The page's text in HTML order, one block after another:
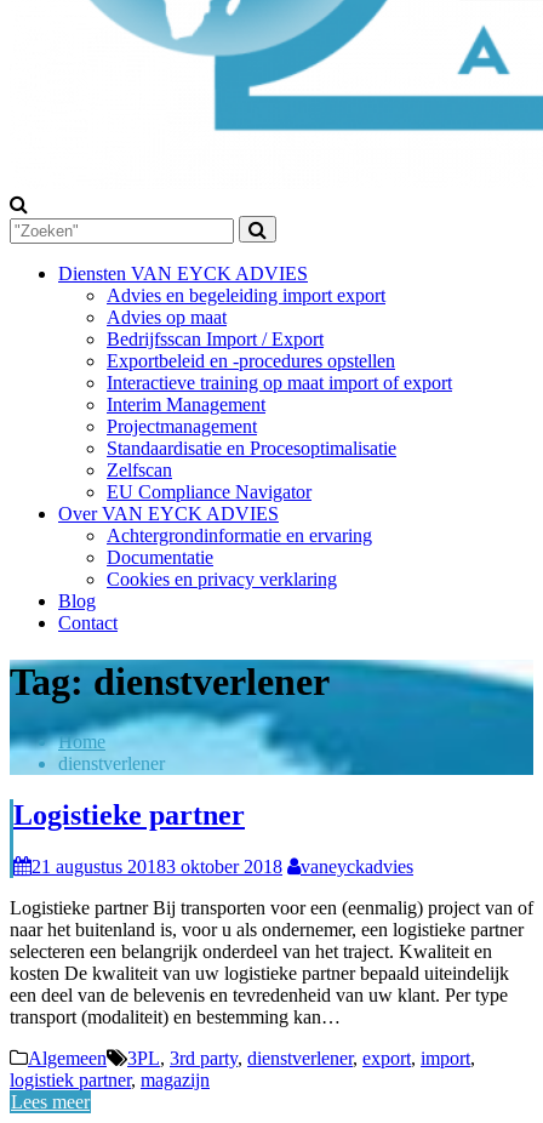
Diensten VAN EYCK ADVIES
Advies en begeleiding import export
Advies op maat
Bedrijfsscan Import / Export
Exportbeleid en -procedures opstellen
Interactieve training op maat import of export
Interim Management
Projectmanagement
Standaardisatie en Procesoptimalisatie
Zelfscan
EU Compliance Navigator
Over VAN EYCK ADVIES
Achtergrondinformatie en ervaring
Documentatie
Cookies en privacy verklaring
Blog
Contact
Tag: dienstverlener
Home
dienstverlener
Logistieke partner
21 augustus 20183 oktober 2018
vaneyckadvies
Logistieke partner Bij transporten voor een (eenmalig) project van of
naar het buitenland is, voor u als ondernemer, een logistieke partner
selecteren een belangrijk onderdeel van het traject. Kwaliteit en
kosten De kwaliteit van uw logistieke partner bepaald uiteindelijk
een deel van de belevenis en tevredenheid van uw klant. Per type
transport (modaliteit) en bestemming kan…
Algemeen
3PL, 3rd party, dienstverlener, export, import,
logistiek partner, magazijn
Lees meer